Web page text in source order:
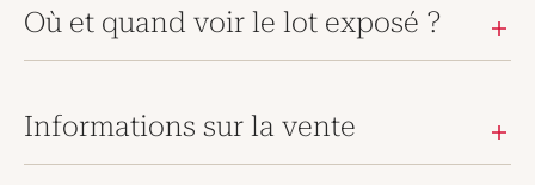
Où et quand voir le lot exposé ?
Informations sur la vente